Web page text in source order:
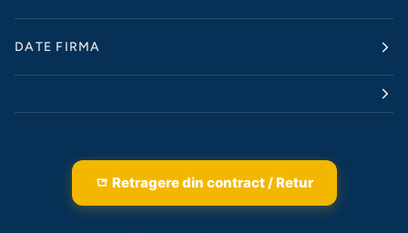
DATE FIRMA
Retragere din contract / Retur